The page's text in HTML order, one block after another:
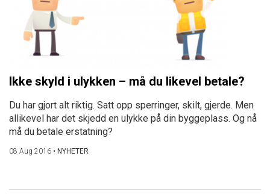
Ikke skyld i ulykken – må du likevel betale?
Du har gjort alt riktig. Satt opp sperringer, skilt, gjerde. Men
allikevel har det skjedd en ulykke på din byggeplass. Og nå
må du betale erstatning?
08 Aug 2016 • NYHETER